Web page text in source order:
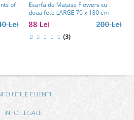
of
Lei
Esarfa de Matase Flowers cu
doua fete LARGE 70 x 180 cm
200 Lei
88 Lei
(3)
UTILE CLIENTI
INFO LEGALE